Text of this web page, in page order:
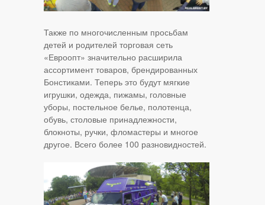
Также по многочисленным просьбам
детей и родителей торговая сеть
«Евроопт» значительно расширила
ассортимент товаров, брендированных
Бонстиками. Теперь это будут мягкие
игрушки, одежда, пижамы, головные
уборы, постельное белье, полотенца,
обувь, столовые принадлежности,
блокноты, ручки, фломастеры и многое
другое. Всего более 100 разновидностей.